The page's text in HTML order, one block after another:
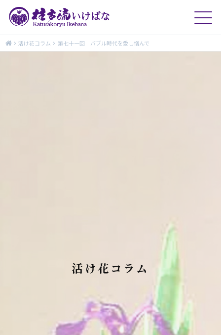
活け花コラム 第七十一回 バブル時代を愛し憎んで
活け花コラム